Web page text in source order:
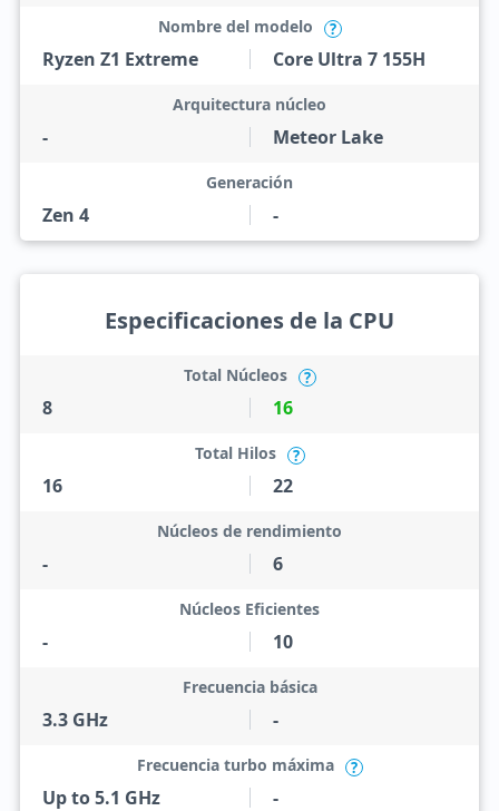
Ryzen Z1 Extreme
Nombre del modelo ?
Core Ultra 7 155H
-
Arquitectura núcleo
Meteor Lake
Zen 4
Generación
-
Especificaciones de la CPU
8
Total Núcleos ?
16
16
Total Hilos ?
22
-
Núcleos de rendimiento
6
-
Núcleos Eficientes
10
3.3 GHz
Frecuencia básica
-
Up to 5.1 GHz
Frecuencia turbo máxima ?
-